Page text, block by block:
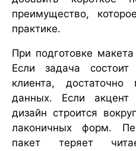
преимущество,
практике.
При подготовке
Если задача
клиента, достаточно
данных. Если
дизайн строится
лаконичных форм.
пакет теряет